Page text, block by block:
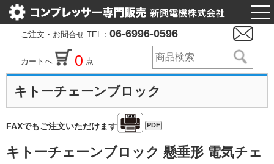
ご注文・お問合せ TEL： 06-6996-0596
カートへ 0 点
キトーチェーンブロック
FAXでもご注文いただけます PDF
キトーチェーンブロック 懸垂形 電気チェ